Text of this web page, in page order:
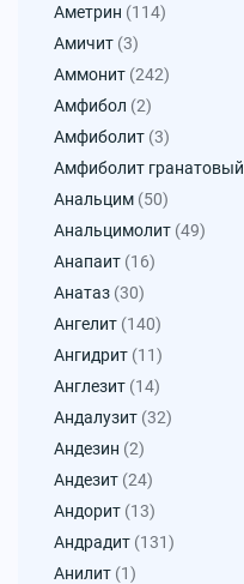
Аметрин (114)
Амичит (3)
Аммонит (242)
Амфибол (2)
Амфиболит (3)
Амфиболит гранатовый
Анальцим (50)
Анальцимолит (49)
Анапаит (16)
Анатаз (30)
Ангелит (140)
Ангидрит (11)
Англезит (14)
Андалузит (32)
Андезин (2)
Андезит (24)
Андорит (13)
Андрадит (131)
Анилит (1)